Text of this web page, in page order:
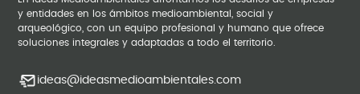
y entidades en los ámbitos medioambiental, social y
arqueológico, con un equipo profesional y humano que ofrece
soluciones integrales y adaptadas a todo el territorio.
ideas@ideasmedioambientales.com